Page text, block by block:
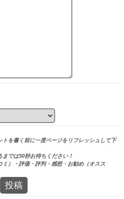
を書く前に一度ページをリフレッシュして下
では30秒お待ちください！
）・評価・評判・感想・お勧め（オスス
投稿